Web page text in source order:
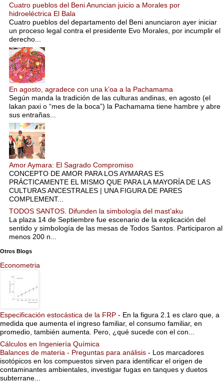
Cuatro pueblos del Beni Anuncian juicio a Morales por
hidroeléctrica El Bala
Cuatro pueblos del departamento del Beni anunciaron ayer iniciar
un proceso legal contra el presidente Evo Morales, por incumplir el
derecho...
En agosto, agradece con una k’oa a la Pachamama
Según manda la tradición de las culturas andinas, en agosto (el
lakan paxi o “mes de la boca”) la Pachamama tiene hambre y abre
sus entrañas...
Amor Aymara: El Sagrado Compromiso
CONCEPTO DE AMOR PARA LOS AYMARAS ES
PRÁCTICAMENTE EL MISMO QUE PARA LA MAYORÍA DE LAS
CULTURAS ANCESTRALES | UNA FIGURA DE PARES
COMPLEMENT...
TODOS SANTOS. Difunden la simbología del mast’aku
La plaza 14 de Septiembre fue escenario de la explicación del
sentido y simbología de las mesas de Todos Santos. Participaron al
menos 200 n...
Otros Blogs
Econometria
Especificación estocástica de la FRP - En la figura 2.1 es claro que, a
medida que aumenta el ingreso familiar, el consumo familiar, en
promedio, también aumenta. Pero, ¿qué sucede con el con...
Cálculos en Ingeniería Química
Balances de materia - Preguntas para análisis - Los marcadores
isotópicos en los compuestos sirven para identificar el origen de
contaminantes ambientales, investigar fugas en tanques y duetos
subterrane...